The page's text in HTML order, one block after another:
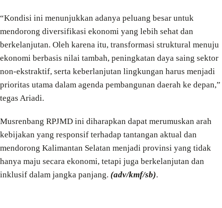
“Kondisi ini menunjukkan adanya peluang besar untuk
mendorong diversifikasi ekonomi yang lebih sehat dan
berkelanjutan. Oleh karena itu, transformasi struktural menuju
ekonomi berbasis nilai tambah, peningkatan daya saing sektor
non-ekstraktif, serta keberlanjutan lingkungan harus menjadi
prioritas utama dalam agenda pembangunan daerah ke depan,”
tegas Ariadi.
Musrenbang RPJMD ini diharapkan dapat merumuskan arah
kebijakan yang responsif terhadap tantangan aktual dan
mendorong Kalimantan Selatan menjadi provinsi yang tidak
hanya maju secara ekonomi, tetapi juga berkelanjutan dan
inklusif dalam jangka panjang. (adv/kmf/sb).